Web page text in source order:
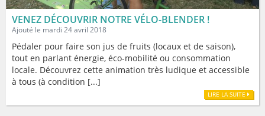
VENEZ DÉCOUVRIR NOTRE VÉLO-BLENDER !
Ajouté le mardi 24 avril 2018
Pédaler pour faire son jus de fruits (locaux et de saison),
tout en parlant énergie, éco-mobilité ou consommation
locale. Découvrez cette animation très ludique et accessible
à tous (à condition [...]
LIRE LA SUITE